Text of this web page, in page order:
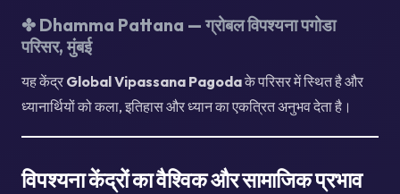
✤ Dhamma Pattana — ग्रोबल विपश्यना पगोडा
परिसर, मुंबई
यह केंद्र Global Vipassana Pagodaके परिसर में स्थित है और
ध्यानार्थियों को कला, इतिहास और ध्यान का एकत्रित अनुभव देता है।
विपश्यना केंद्रों का वैश्विक और सामाजिक प्रभाव